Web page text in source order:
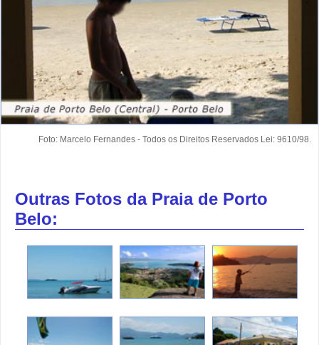
Foto: Marcelo Fernandes - Todos os Direitos Reservados Lei: 9610/98.
Outras Fotos da Praia de Porto
Belo: